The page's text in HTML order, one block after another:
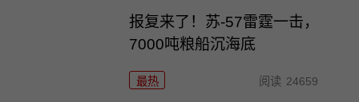
报复来了！苏-57雷霆一击，
7000吨粮船沉海底
最热 阅读 24659